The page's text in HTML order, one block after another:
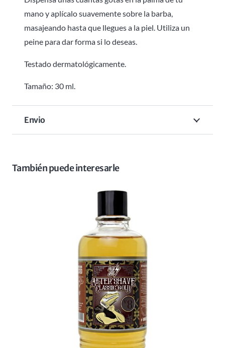
mano y aplícalo suavemente sobre la barba,
masajeando hasta que llegues a la piel. Utiliza un
peine para dar forma si lo deseas.
Testado dermatológicamente.
Tamaño: 30 ml.
Envio
También puede interesarle